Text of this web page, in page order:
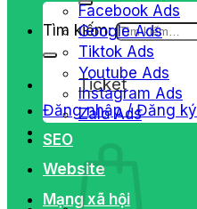
Tìm kiếm:
Ticket
Đăng nhập / Đăng ký
Facebook Ads
Google Ads
Tiktok Ads
Youtube Ads
Instagram Ads
Zalo Ads
SEO
Website
Mạng xã hội